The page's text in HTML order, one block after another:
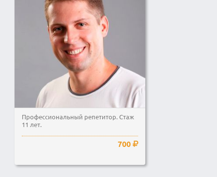
Профессиональный репетитор. Стаж
11 лет.
700